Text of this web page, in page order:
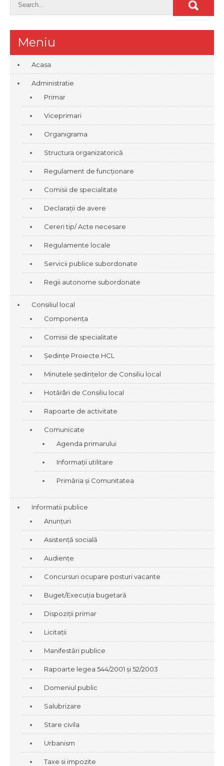
Meniu
Acasa
Administratie
Primar
Viceprimari
Organigrama
Structura organizatorică
Regulament de funcționare
Comisii de specialitate
Declarații de avere
Cereri tip/ Acte necesare
Regulamente locale
Servicii publice subordonate
Regii autonome subordonate
Consiliul local
Componența
Comisii de specialitate
Ședințe Proiecte HCL
Minutele ședințelor de Consiliu local
Hotărâri de Consiliu local
Rapoarte de activitate
Comunicate
Agenda primarului
Informații utilitare
Primăria și Comunitatea
Informatii publice
Anunțuri
Asistență socială
Audiențe
Concursuri ocupare posturi vacante
Buget/Execuția bugetară
Dispoziții primar
Licitații
Manifestări publice
Rapoarte legea 544/2001 și 52/2003
Domeniul public
Salubrizare
Stare civila
Urbanism
Taxe si impozite